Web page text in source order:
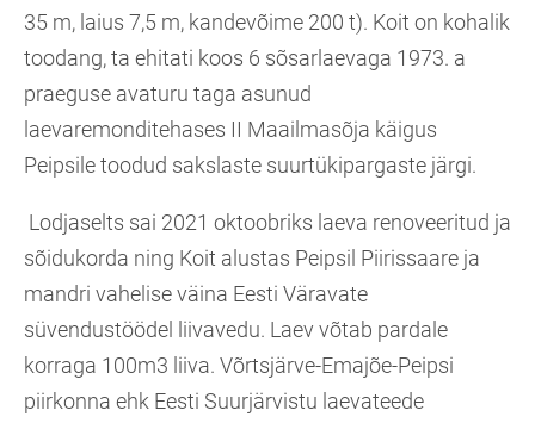
35 m, laius 7,5 m, kandevõime 200 t). Koit on kohalik
toodang, ta ehitati koos 6 sõsarlaevaga 1973. a
praeguse avaturu taga asunud
laevaremonditehases II Maailmasõja käigus
Peipsile toodud sakslaste suurtükipargaste järgi.
Lodjaselts sai 2021 oktoobriks laeva renoveeritud ja
sõidukorda ning Koit alustas Peipsil Piirissaare ja
mandri vahelise väina Eesti Väravate
süvendustöödel liivavedu. Laev võtab pardale
korraga 100m3 liiva. Võrtsjärve-Emajõe-Peipsi
piirkonna ehk Eesti Suurjärvistu laevateede